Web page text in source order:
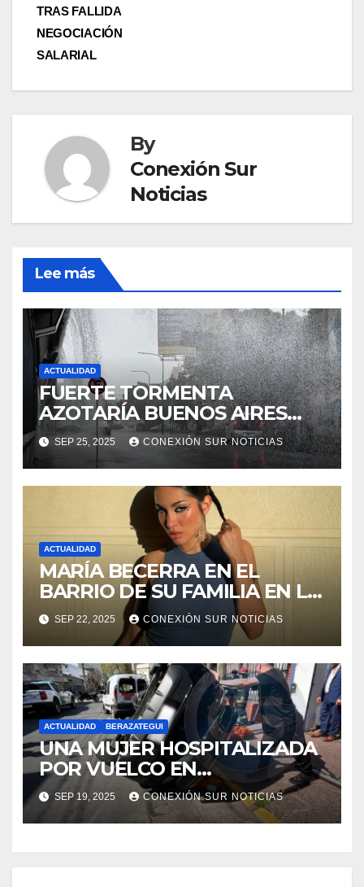
TRAS FALLIDA
NEGOCIACIÓN
SALARIAL
By
Conexión Sur
Noticias
Lee más
ACTUALIDAD
FUERTE TORMENTA
AZOTARÍA BUENOS AIRES
ESTE FIN DE SEMANA
SEP 25, 2025 CONEXIÓN SUR NOTICIAS
ACTUALIDAD
MARÍA BECERRA EN EL
BARRIO DE SU FAMILIA EN LA
PLATA
SEP 22, 2025 CONEXIÓN SUR NOTICIAS
ACTUALIDAD BERAZATEGUI
UNA MUJER HOSPITALIZADA
POR VUELCO EN
BERAZATEGUI: 11 E/148 Y 149
SEP 19, 2025 CONEXIÓN SUR NOTICIAS